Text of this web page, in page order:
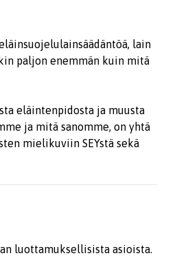
lain
paljon enemmän kuin mitä
eläintenpidosta ja muusta
ja mitä sanomme, on yhtä
mielikuviin SEYstä sekä
luottamuksellisista asioista.